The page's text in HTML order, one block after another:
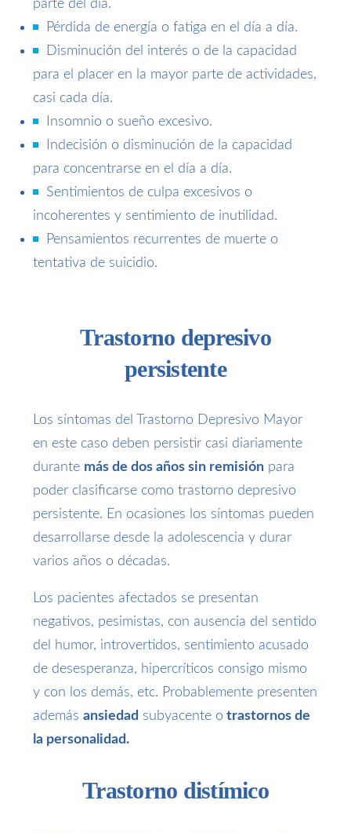
parte del día.
Pérdida de energía o fatiga en el día a día.
Disminución del interés o de la capacidad
para el placer en la mayor parte de actividades,
casi cada día.
Insomnio o sueño excesivo.
Indecisión o disminución de la capacidad
para concentrarse en el día a día.
Sentimientos de culpa excesivos o
incoherentes y sentimiento de inutilidad.
Pensamientos recurrentes de muerte o
tentativa de suicidio.
Trastorno depresivo
persistente
Los síntomas del Trastorno Depresivo Mayor
en este caso deben persistir casi diariamente
durante más de dos años sin remisión para
poder clasificarse como trastorno depresivo
persistente. En ocasiones los síntomas pueden
desarrollarse desde la adolescencia y durar
varios años o décadas.
Los pacientes afectados se presentan
negativos, pesimistas, con ausencia del sentido
del humor, introvertidos, sentimiento acusado
de desesperanza, hipercríticos consigo mismo
y con los demás, etc. Probablemente presenten
además ansiedad subyacente o trastornos de
la personalidad.
Trastorno distímico